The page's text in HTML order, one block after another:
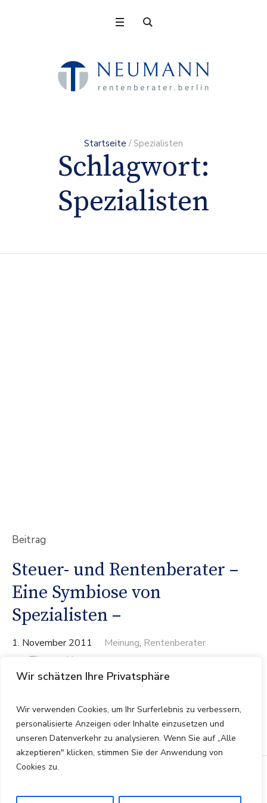
Wir schätzen Ihre Privatsphäre
Wir verwenden Cookies, um Ihr Surferlebnis zu verbessern,
personalisierte Anzeigen oder Inhalte einzusetzen und
unseren Datenverkehr zu analysieren. Wenn Sie auf „Alle
akzeptieren" klicken, stimmen Sie der Anwendung von
Cookies zu.
Startseite /Spezialisten
Schlagwort:
Spezialisten
Beitrag
Steuer- und Rentenberater –
Eine Symbiose von
Spezialisten –
1. November 2011 Meinung, Rentenberater
Thomas Neumann
sondern Spezialisten auf ihren Rechtsgebieten.
Steuer- und Rentenberater